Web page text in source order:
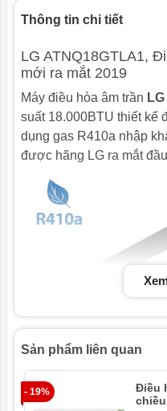
Kích
thân
máy
DxCxS
Khối lượng
Đường
kính
ống
Gas
Lỏng
Đường kính nước ngưng
Kích
thước
Thông tin chi tiết
LG ATNQ18GTLA1,
mới ra mắt 2019
Máy điều hòa âm trần
suất 18.000BTU thiết kế
dụng gas R410a nhập
được hãng LG ra mắt
Sản phẩm liên quan
- 19%
Điều
chiều